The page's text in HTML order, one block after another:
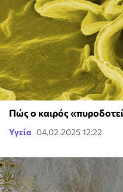
Πώς ο καιρός
Υγεία 04.02.2025 12:22